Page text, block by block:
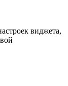
виджета,